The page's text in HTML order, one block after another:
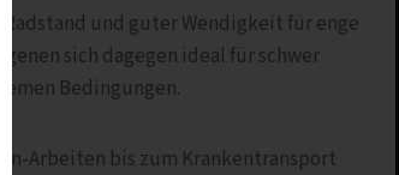
und guter Wendigkeit für enge
sich dagegen ideal für schwer
Bedingungen.
Arbeiten bis zum Krankentransport